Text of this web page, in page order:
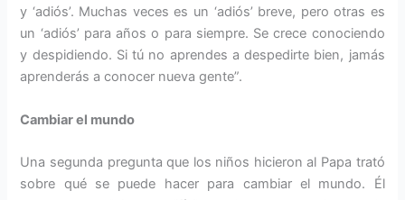
y ‘adiós’. Muchas veces es un ‘adiós’ breve, pero otras es
un ‘adiós’ para años o para siempre. Se crece conociendo
y despidiendo. Si tú no aprendes a despedirte bien, jamás
aprenderás a conocer nueva gente”.
Cambiar el mundo
Una segunda pregunta que los niños hicieron al Papa trató
sobre qué se puede hacer para cambiar el mundo. Él